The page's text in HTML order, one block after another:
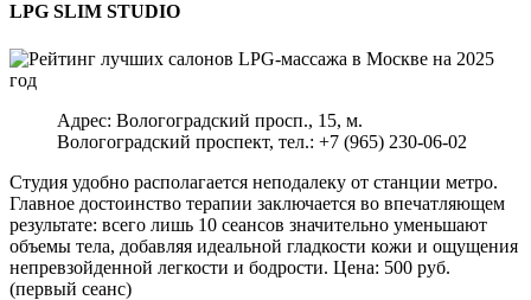
LPG SLIM STUDIO
Адрес: Вологоградский просп., 15, м.
Вологоградский проспект, тел.: +7 (965) 230-06-02
Студия удобно располагается неподалеку от станции метро.
Главное достоинство терапии заключается во впечатляющем
результате: всего лишь 10 сеансов значительно уменьшают
объемы тела, добавляя идеальной гладкости кожи и ощущения
непревзойденной легкости и бодрости. Цена: 500 руб.
(первый сеанс)